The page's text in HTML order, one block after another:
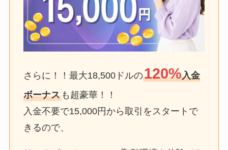
さらに！！最大18,500ドルの120%入金
ボーナスも超豪華！！
入金不要で15,000円から取引をスタートで
きるので、